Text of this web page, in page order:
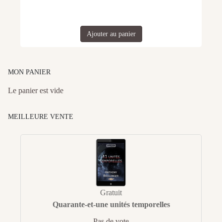
Ajouter au panier
MON PANIER
Le panier est vide
MEILLEURE VENTE
Gratuit
Quarante-et-une unités temporelles